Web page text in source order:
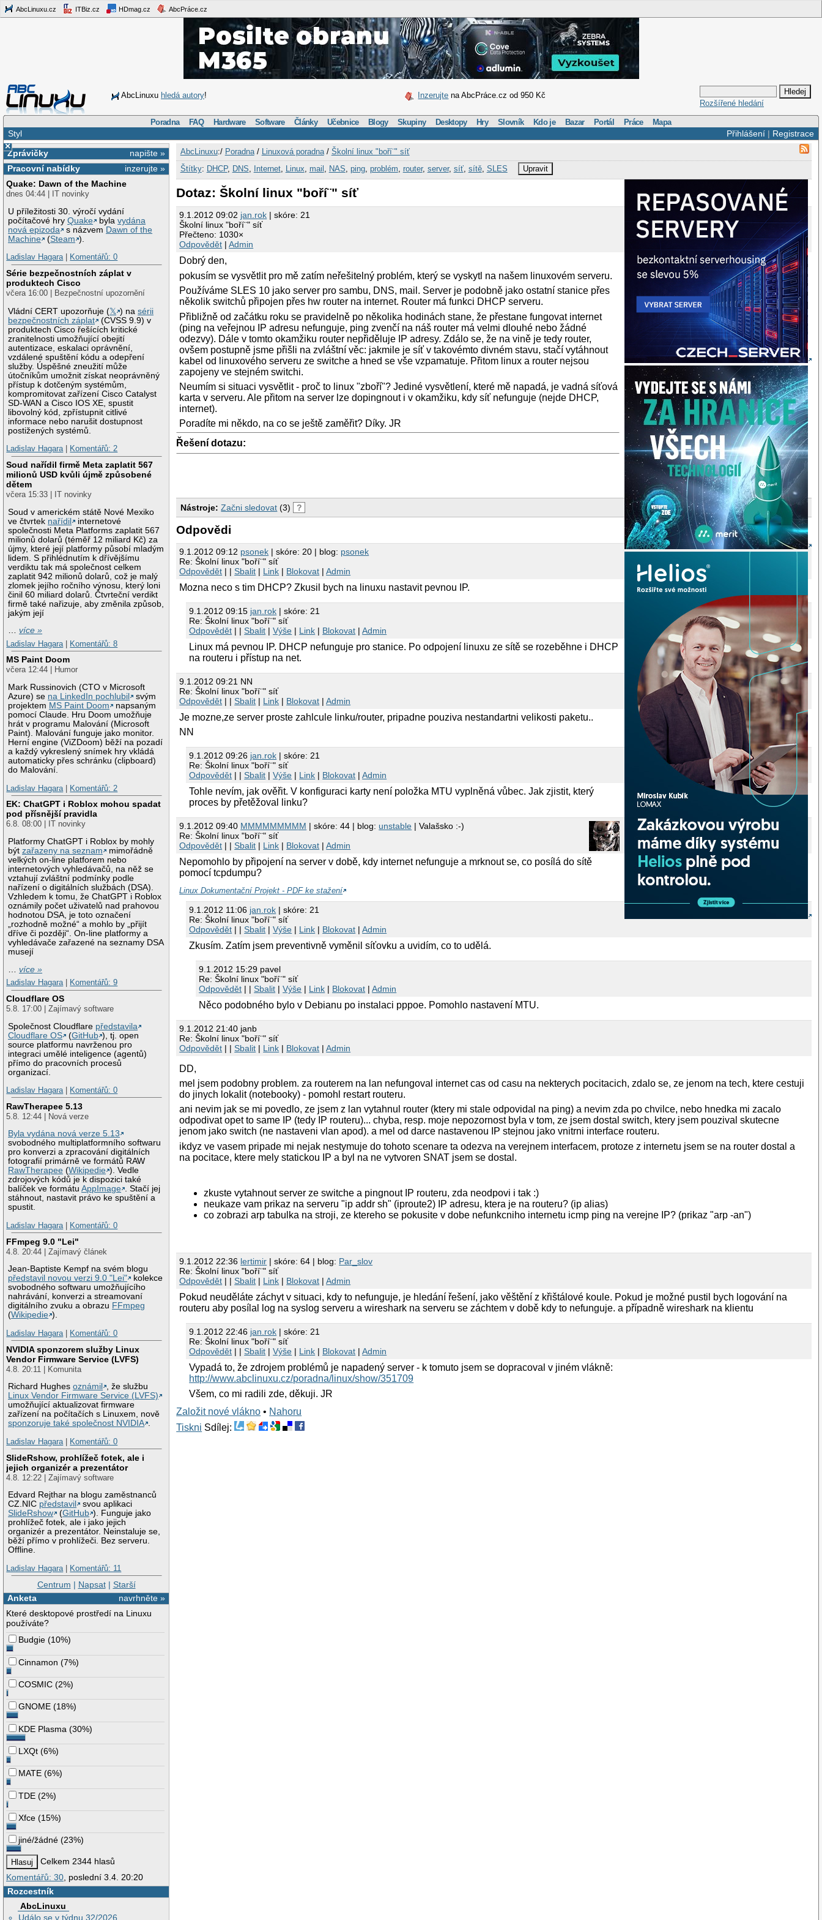
AbcLinuxu.cz ITBiz.cz HDmag.cz AbcPráce.cz
AbcLinuxu hledá autory! Inzerujte na AbcPráce.cz od 950 Kč
Rozšířené hledání
Poradna FAQ Hardware Software Články Učebnice Blogy Skupiny Desktopy Hry Slovník Kdo je Bazar Portál Práce Mapa
Přihlášení| Registrace
Styl
×
napište »
Zprávičky
inzerujte »
Pracovní nabídky
Quake: Dawn of the Machine
dnes 04:44 | IT novinky
U příležitosti 30. výročí vydání
počítačové hryQuake bylavydána
nová epizoda
s názvem Dawn of the
Machine
(Steam ).
Ladislav Hagara| Komentářů: 0
Série bezpečnostních záplat v
produktech Cisco
včera 16:00 | Bezpečnostní upozornění
Vládní CERT upozorňuje (𝕏 ) nasérii
bezpečnostních záplat
(CVSS 9.9) v
produktech Cisco řešících kritické
zranitelnosti umožňující obejití
autentizace, eskalaci oprávnění,
vzdálené spuštění kódu a odepření
služby. Úspěšné zneužití může
útočníkům umožnit získat neoprávněný
přístup k dotčeným systémům,
kompromitovat zařízení Cisco Catalyst
SD-WAN a Cisco IOS XE, spustit
libovolný kód, zpřístupnit citlivé
informace nebo narušit dostupnost
postižených systémů.
Ladislav Hagara| Komentářů: 2
Soud nařídil firmě Meta zaplatit 567
milionů USD kvůli újmě způsobené
dětem
včera 15:33 | IT novinky
Soud v americkém státě Nové Mexiko
ve čtvrtek nařídil
internetové
společnosti Meta Platforms zaplatit 567
milionů dolarů (téměř 12 miliard Kč) za
újmy, které její platformy působí mladým
lidem. S přihlédnutím k dřívějšímu
verdiktu tak má společnost celkem
zaplatit 942 milionů dolarů, což je malý
zlomek jejího ročního výnosu, který loni
činil 60 miliard dolarů. Čtvrteční verdikt
firmě také nařizuje, aby změnila způsob,
jakým její
…více »
Ladislav Hagara
Komentářů: 8
MS Paint Doom
včera 12:44 | Humor
Mark Russinovich (CTO v Microsoft
Azure) se na LinkedIn pochlubil
svým
projektem MS Paint Doom
napsaným
pomocí Claude. Hru Doom umožňuje
hrát v programu Malování (Microsoft
Paint). Malování funguje jako monitor.
Herní engine (ViZDoom) běží na pozadí
a každý vykreslený snímek hry vkládá
automaticky přes schránku (clipboard)
do Malování.
Ladislav Hagara
Komentářů: 2
EK: ChatGPT i Roblox mohou spadat
pod přísnější pravidla
6.8. 08:00 | IT novinky
Platformy ChatGPT i Roblox by mohly
býtzařazeny na seznam
mimořádně
velkých on-line platforem nebo
internetových vyhledávačů, na něž se
vztahují zvláštní podmínky podle
nařízení o digitálních službách (DSA).
Vzhledem k tomu, že ChatGPT i Roblox
oznámily počet uživatelů nad prahovou
hodnotou DSA, je toto označení
„rozhodně možné“ a mohlo by „přijít
dříve či později“. On-line platformy a
vyhledávače zařazené na seznamy DSA
musejí
…více »
Ladislav Hagara| Komentářů: 9
Cloudflare OS
5.8. 17:00 | Zajímavý software
Společnost Cloudflare představila
Cloudflare OS
(GitHub ), tj. open
source platformu navrženou pro
integraci umělé inteligence (agentů)
přímo do pracovních procesů
organizací.
Ladislav Hagara| Komentářů: 0
RawTherapee 5.13
5.8. 12:44 | Nová verze
Byla vydána nová verze 5.13
svobodného multiplatformního softwaru
pro konverzi a zpracování digitálních
fotografií primárně ve formátů RAW
RawTherapee (Wikipedie ). Vedle
zdrojových kódů je k dispozici také
balíček ve formátuAppImage . Stačí jej
stáhnout, nastavit právo ke spuštění a
spustit.
Ladislav Hagara| Komentářů: 0
FFmpeg 9.0 "Lei"
4.8. 20:44 | Zajímavý článek
Jean-Baptiste Kempf na svém blogu
představil novou verzi 9.0 "Lei"
kolekce
svobodného softwaru umožňujícího
nahrávání, konverzi a streamovaní
digitálního zvuku a obrazu FFmpeg
(Wikipedie ).
Ladislav Hagara| Komentářů: 0
NVIDIA sponzorem služby Linux
Vendor Firmware Service (LVFS)
4.8. 20:11 | Komunita
Richard Hughesoznámil
, že službu
Linux Vendor Firmware Service (LVFS)
umožňující aktualizovat firmware
zařízení na počítačích s Linuxem, nově
sponzoruje také společnost NVIDIA .
Ladislav Hagara| Komentářů: 0
SlideRshow, prohlížeč fotek, ale i
jejich organizér a prezentátor
4.8. 12:22 | Zajímavý software
Edvard Rejthar na blogu zaměstnanců
CZ.NIC představil
svou aplikaci
SlideRshow
(GitHub ). Funguje jako
prohlížeč fotek, ale i jako jejich
organizér a prezentátor. Neinstaluje se,
běží přímo v prohlížeči. Bez serveru.
Offline.
Ladislav Hagara| Komentářů: 11
Centrum | Napsat| Starší
navrhněte »
Anketa
Které desktopové prostředí na Linuxu
používáte?
Budgie (10%)
Cinnamon (7%)
COSMIC (2%)
GNOME (18%)
KDE Plasma (30%)
LXQt (6%)
MATE (6%)
TDE (2%)
Xfce (15%)
jiné/žádné (23%)
Celkem 2344 hlasů
Komentářů: 30 , poslední 3.4. 20:20
Rozcestník
AbcLinuxu
Událo se v týdnu 32/2026
AbcLinuxu:/ Poradna/ Linuxová poradna/ Školní linux "boří¨" síť
Štítky: DHCP, DNS Internet, Linux mail NAS ping, problém router, server, síť, sítě, SLES Upravit
Dotaz: Školní linux "boří¨" síť
9.1.2012 09:02 jan.rok | skóre: 21
Školní linux "boří¨" síť
Přečteno: 1030×
Odpovědět |Admin
Dobrý den,
pokusím se vysvětlit pro mě zatím neřešitelný problém, který se vyskytl na našem linuxovém serveru.
Používáme SLES 10 jako server pro sambu, DNS, mail. Server je podobně jako ostatní stanice přes
několik switchů připojen přes hw router na internet. Router má funkci DHCP serveru.
Přibližně od začátku roku se pravidelně po několika hodinách stane, že přestane fungovat internet
(ping na veřejnou IP adresu nefunguje, ping zvenčí na náš router má velmi dlouhé nebo žádné
odezvy). Dále v tomto okamžiku router nepřiděluje IP adresy. Zdálo se, že na vině je tedy router,
ovšem postupně jsme přišli na zvláštní věc: jakmile je síť v takovémto divném stavu, stačí vytáhnout
kabel od linuxového serveru ze switche a hned se vše vzpamatuje. Přitom linux a router nejsou
zapojeny ve stejném switchi.
Neumím si situaci vysvětlit - proč to linux "zboří"? Jediné vysvětlení, které mě napadá, je vadná síťová
karta v serveru. Ale přitom na server lze dopingnout i v okamžiku, kdy síť nefunguje (nejde DHCP,
internet).
Poradíte mi někdo, na co se ještě zaměřit? Díky. JR
Řešení dotazu:
Nástroje: Začni sledovat (3) ?
Odpovědi
9.1.2012 09:12 psonek | skóre: 20 | blog: psonek
Re: Školní linux "boří¨" síť
Odpovědět | |Sbalit | Link | Blokovat |Admin
Mozna neco s tim DHCP? Zkusil bych na linuxu nastavit pevnou IP.
9.1.2012 09:15 jan.rok | skóre: 21
Re: Školní linux "boří¨" síť
Odpovědět | |Sbalit |Výše | Link | Blokovat |Admin
Linux má pevnou IP. DHCP nefunguje pro stanice. Po odpojení linuxu ze sítě se rozeběhne i DHCP
na routeru i přístup na net.
9.1.2012 09:21 NN
Re: Školní linux "boří¨" síť
Odpovědět | |Sbalit | Link | Blokovat |Admin
Je mozne,ze server proste zahlcule linku/router, pripadne pouziva nestandartni velikosti paketu..
NN
9.1.2012 09:26 jan.rok | skóre: 21
Re: Školní linux "boří¨" síť
Odpovědět | |Sbalit |Výše | Link | Blokovat |Admin
Tohle nevím, jak ověřit. V konfiguraci karty není položka MTU vyplněná vůbec. Jak zjistit, který
proces by přetěžoval linku?
9.1.2012 09:40 MMMMMMMMM | skóre: 44 | blog: unstable | Valašsko :-)
Re: Školní linux "boří¨" síť
Odpovědět | |Sbalit | Link | Blokovat |Admin
Nepomohlo by připojení na server v době, kdy internet nefunguje a mrknout se, co posílá do sítě
pomocí tcpdumpu?
Linux Dokumentační Projekt - PDF ke stažení
9.1.2012 11:06 jan.rok | skóre: 21
Re: Školní linux "boří¨" síť
Odpovědět | |Sbalit |Výše | Link | Blokovat |Admin
Zkusím. Zatím jsem preventivně vyměnil síťovku a uvidím, co to udělá.
9.1.2012 15:29 pavel
Re: Školní linux "boří¨" síť
Odpovědět | |Sbalit |Výše | Link | Blokovat |Admin
Něco podobného bylo v Debianu po instalaci pppoe. Pomohlo nastavení MTU.
9.1.2012 21:40 janb
Re: Školní linux "boří¨" síť
Odpovědět | |Sbalit | Link | Blokovat |Admin
DD,
mel jsem podobny problem. za routerem na lan nefungoval internet cas od casu na nekterych pocitacich, zdalo se, ze jenom na tech, ktere cestuji
do jinych lokalit (notebooky) - pomohl restart routeru.
ani nevim jak se mi povedlo, ze jsem z lan vytahnul router (ktery mi stale odpovidal na ping) a nevim zda po chvilce, nebo hnedka mi zacalo
odpodivat opet to same IP (tedy IP routeru)... chyba, resp. moje nepozornost byla v tom, ze jsem dostal switch, ktery jsem pouzival skutecne
jenom jako switch (ne nastaveni vlan apod). a mel od darce nastavenou IP stejnou jako vnitrni interface routeru.
ikdyz ve vasem pripade mi nejak nestymuje do tohoto scenare ta odezva na verejnem interfacem, protoze z internetu jsem se na router dostal a
na pocitace, ktere mely statickou IP a byl na ne vytvoren SNAT jsem se dostal.
zkuste vytahnout server ze switche a pingnout IP routeru, zda neodpovi i tak :)
neukaze vam prikaz na serveru "ip addr sh" (iproute2) IP adresu, ktera je na routeru? (ip alias)
co zobrazi arp tabulka na stroji, ze ktereho se pokusite v dobe nefunkcniho internetu icmp ping na verejne IP? (prikaz "arp -an")
9.1.2012 22:36 lertimir | skóre: 64 | blog: Par_slov
Re: Školní linux "boří¨" síť
Odpovědět | |Sbalit | Link | Blokovat |Admin
Pokud neuděláte záchyt v situaci, kdy to nefunguje, je hledání řešení, jako věštění z křištálové koule. Pokud je možné pustil bych logování na
routeru aby posílal log na syslog serveru a wireshark na serveru se záchtem v době kdy to nefunguje. a případně wireshark na klientu
9.1.2012 22:46 jan.rok | skóre: 21
Re: Školní linux "boří¨" síť
Odpovědět | |Sbalit |Výše | Link | Blokovat |Admin
Vypadá to, že zdrojem problémů je napadený server - k tomuto jsem se dopracoval v jiném vlákně:
http://www.abclinuxu.cz/poradna/linux/show/351709
Všem, co mi radili zde, děkuji. JR
Založit nové vlákno • Nahoru
Tiskni Sdílej: